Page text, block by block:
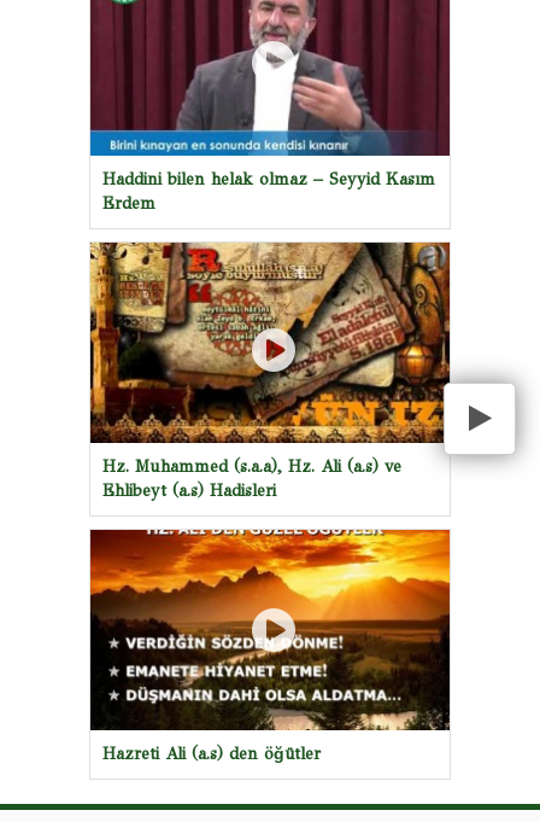
Haddini bilen helak olmaz – Seyyid Kasım
Erdem
Hz. Muhammed (s.a.a), Hz. Ali (a.s) ve
Ehlibeyt (a.s) Hadisleri
Hazreti Ali (a.s) den öğütler